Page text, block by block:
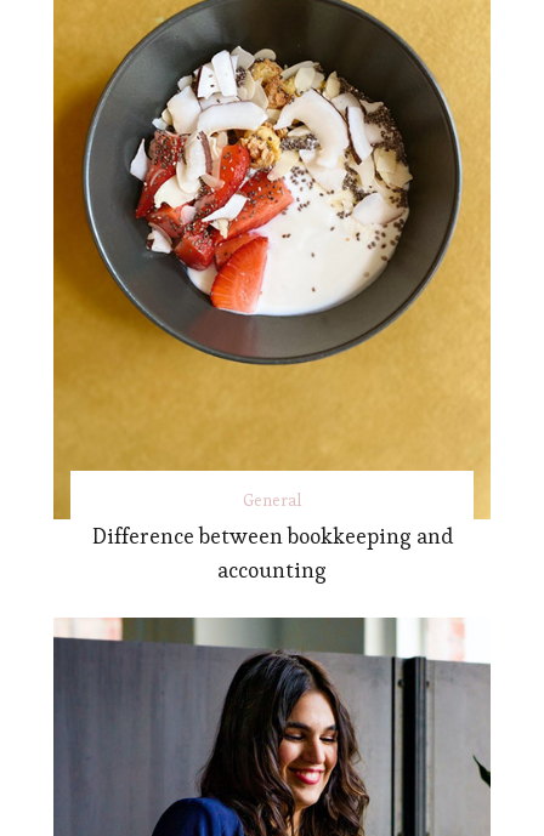
General
Difference between bookkeeping and
accounting